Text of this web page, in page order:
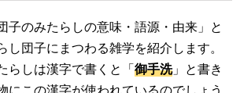
子のみたらしの意味・語源・由来」と
し団子にまつわる雑学を紹介します。
らしは漢字で書くと「御手洗」と書き
にこの漢字が使われているのでしょう